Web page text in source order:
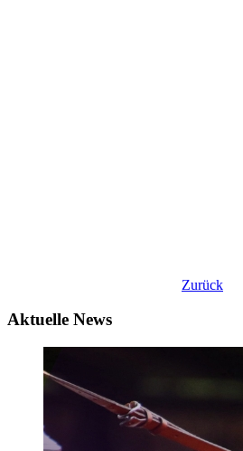
Zurück
Aktuelle News